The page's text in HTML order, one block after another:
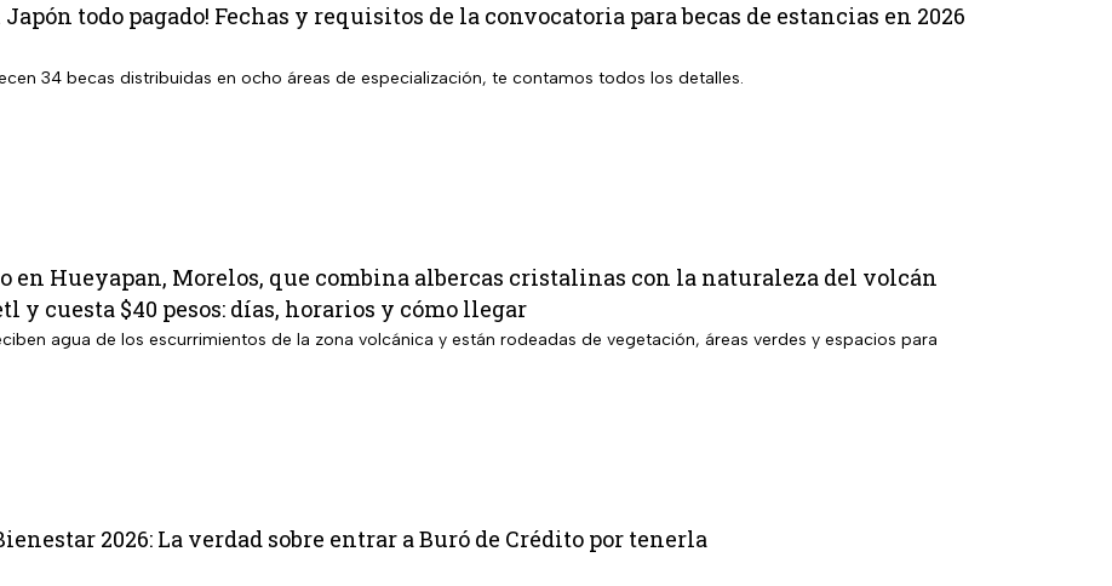
Japón todo pagado! Fechas y requisitos de la convocatoria para becas de estancias en 2026
34 becas distribuidas en ocho áreas de especialización, te contamos todos los detalles.
en Hueyapan, Morelos, que combina albercas cristalinas con la naturaleza del volcán
y cuesta $40 pesos: días, horarios y cómo llegar
agua de los escurrimientos de la zona volcánica y están rodeadas de vegetación, áreas verdes y espacios para
2026: La verdad sobre entrar a Buró de Crédito por tenerla